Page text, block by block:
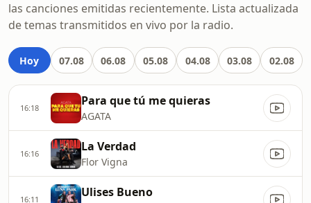
las canciones emitidas recientemente. Lista actualizada
de temas transmitidos en vivo por la radio.
Hoy 07.08 06.08 05.08 04.08 03.08 02.08
16:18 Para que tú me quieras
AGATA
16:16 La Verdad
Flor Vigna
16:11 Ulises Bueno